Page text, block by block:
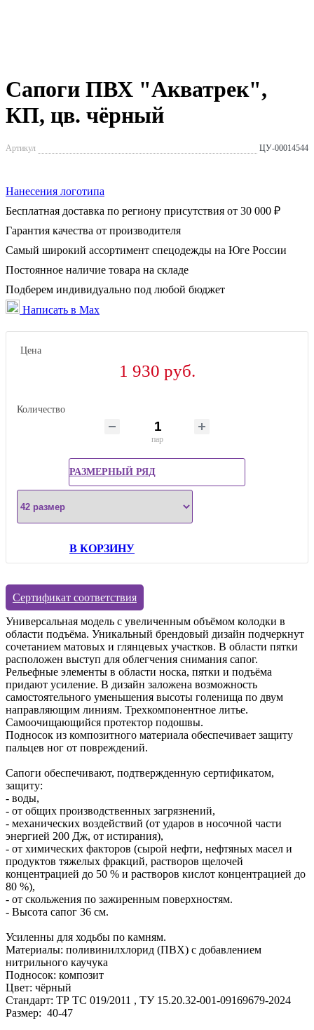
Сапоги ПВХ "Акватрек",
КП, цв. чёрный
Артикул ЦУ-00014544
Нанесения логотипа
Бесплатная доставка по региону присутствия от 30 000 ₽
Гарантия качества от производителя
Самый широкий ассортимент спецодежды на Юге России
Постоянное наличие товара на складе
Подберем индивидуально под любой бюджет
Написать в Max
Цена
1 930 руб.
Количество
пар
РАЗМЕРНЫЙ РЯД
В КОРЗИНУ
Сертификат соответствия
Универсальная модель с увеличенным объёмом колодки в
области подъёма. Уникальный брендовый дизайн подчеркнут
сочетанием матовых и глянцевых участков. В области пятки
расположен выступ для облегчения снимания сапог.
Рельефные элементы в области носка, пятки и подъёма
придают усиление. В дизайн заложена возможность
самостоятельного уменьшения высоты голенища по двум
направляющим линиям. Трехкомпонентное литье.
Самоочищающийся протектор подошвы.
Подносок из композитного материала обеспечивает защиту
пальцев ног от повреждений.
Сапоги обеспечивают, подтвержденную сертификатом,
защиту:
- воды,
- от общих производственных загрязнений,
- механических воздействий (от ударов в носочной части
энергией 200 Дж, от истирания),
- от химических факторов (сырой нефти, нефтяных масел и
продуктов тяжелых фракций, растворов щелочей
концентрацией до 50 % и растворов кислот концентрацией до
80 %),
- от скольжения по зажиренным поверхностям.
- Высота сапог 36 см.
Усиленны для ходьбы по камням.
Материалы: поливинилхлорид (ПВХ) с добавлением
нитрильного каучука
Подносок: композит
Цвет: чёрный
Стандарт: ТР ТС 019/2011 , ТУ 15.20.32-001-09169679-2024
Размер: 40-47